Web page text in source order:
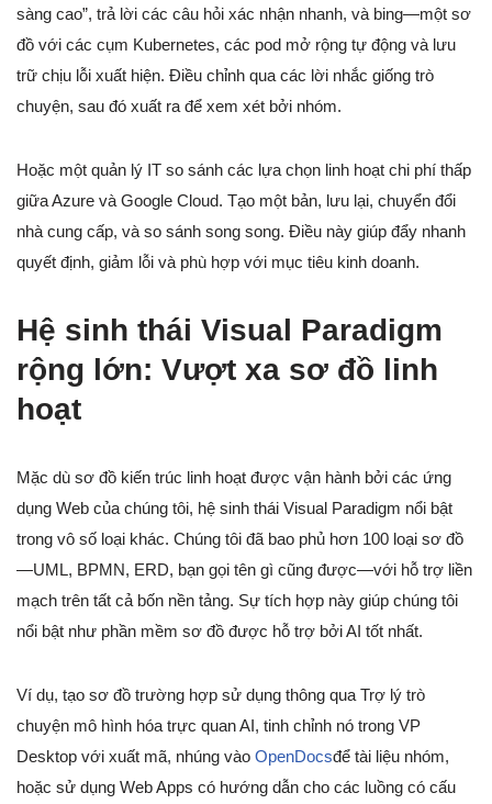
sàng cao”, trả lời các câu hỏi xác nhận nhanh, và bing—một sơ
đồ với các cụm Kubernetes, các pod mở rộng tự động và lưu
trữ chịu lỗi xuất hiện. Điều chỉnh qua các lời nhắc giống trò
chuyện, sau đó xuất ra để xem xét bởi nhóm.
Hoặc một quản lý IT so sánh các lựa chọn linh hoạt chi phí thấp
giữa Azure và Google Cloud. Tạo một bản, lưu lại, chuyển đổi
nhà cung cấp, và so sánh song song. Điều này giúp đẩy nhanh
quyết định, giảm lỗi và phù hợp với mục tiêu kinh doanh.
Hệ sinh thái Visual Paradigm
rộng lớn: Vượt xa sơ đồ linh
hoạt
Mặc dù sơ đồ kiến trúc linh hoạt được vận hành bởi các ứng
dụng Web của chúng tôi, hệ sinh thái Visual Paradigm nổi bật
trong vô số loại khác. Chúng tôi đã bao phủ hơn 100 loại sơ đồ
—UML, BPMN, ERD, bạn gọi tên gì cũng được—với hỗ trợ liền
mạch trên tất cả bốn nền tảng. Sự tích hợp này giúp chúng tôi
nổi bật như phần mềm sơ đồ được hỗ trợ bởi AI tốt nhất.
Ví dụ, tạo sơ đồ trường hợp sử dụng thông qua Trợ lý trò
chuyện mô hình hóa trực quan AI, tinh chỉnh nó trong VP
Desktop với xuất mã, nhúng vào OpenDocsđể tài liệu nhóm,
hoặc sử dụng Web Apps có hướng dẫn cho các luồng có cấu